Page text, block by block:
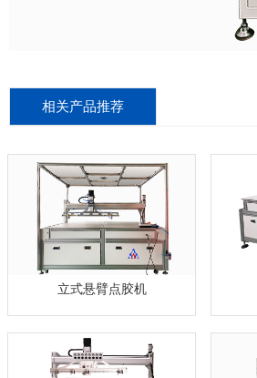
相关产品推荐
立式悬臂点胶机